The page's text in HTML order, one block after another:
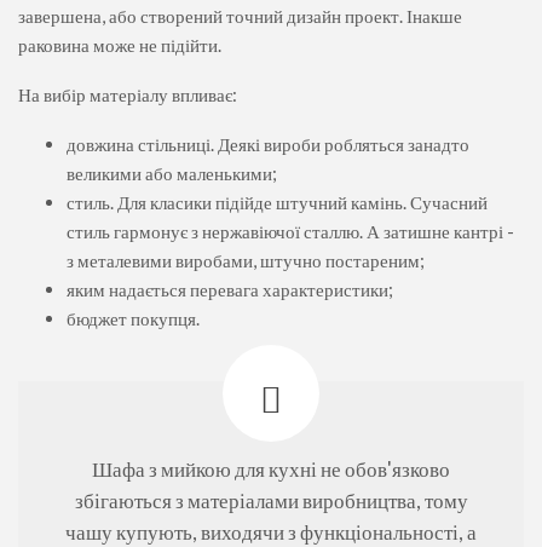
завершена, або створений точний дизайн проект. Інакше
раковина може не підійти.
На вибір матеріалу впливає:
довжина стільниці. Деякі вироби робляться занадто
великими або маленькими;
стиль. Для класики підійде штучний камінь. Сучасний
стиль гармонує з нержавіючої сталлю. А затишне кантрі -
з металевими виробами, штучно постареним;
яким надається перевага характеристики;
бюджет покупця.
Шафа з мийкою для кухні не обов'язково
збігаються з матеріалами виробництва, тому
чашу купують, виходячи з функціональності, а